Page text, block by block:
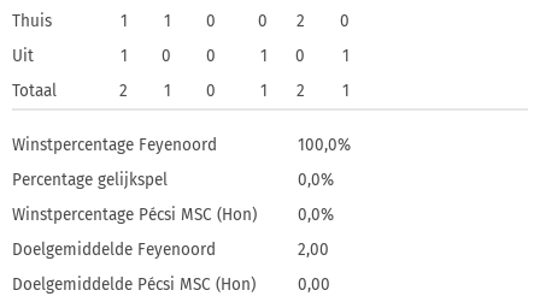
Thuis
1 1 0 0 2
0
Uit
1 0 0 1 0
1
Totaal
2 1 0 1 2 1
Winstpercentage Feyenoord
100,0%
Percentage gelijkspel
0,0%
Winstpercentage Pécsi MSC (Hon)
0,0%
Doelgemiddelde Feyenoord
2,00
Doelgemiddelde Pécsi MSC (Hon)
0,00